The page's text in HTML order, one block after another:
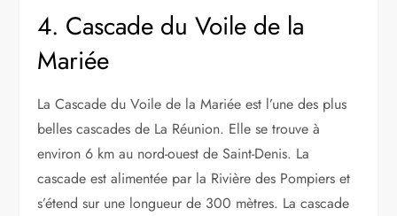
4. Cascade du Voile de la
Mariée
La Cascade du Voile de la Mariée est l’une des plus
belles cascades de La Réunion. Elle se trouve à
environ 6 km au nord-ouest de Saint-Denis. La
cascade est alimentée par la Rivière des Pompiers et
s’étend sur une longueur de 300 mètres. La cascade